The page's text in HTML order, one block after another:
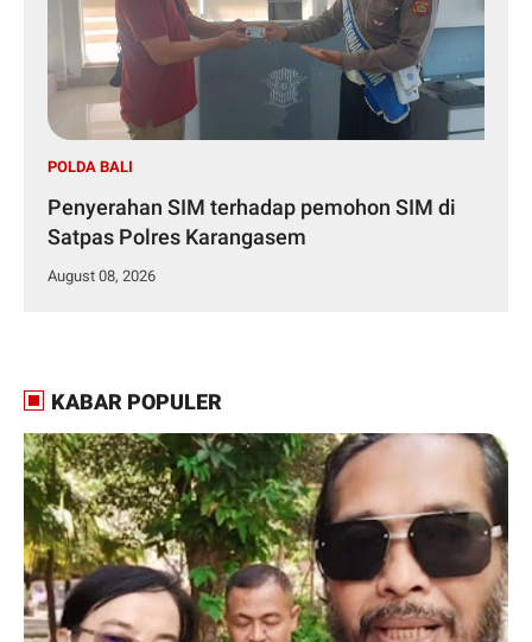
POLDA BALI
Penyerahan SIM terhadap pemohon SIM di
Satpas Polres Karangasem
August 08, 2026
KABAR POPULER